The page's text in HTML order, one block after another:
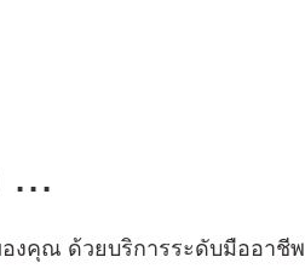
งคุณ ด้วยบริการระดับมืออาชีพ